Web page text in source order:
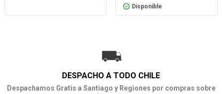
Disponible
DESPACHO A TODO CHILE
Despachamos Gratis a Santiago y Regiones por compras sobre